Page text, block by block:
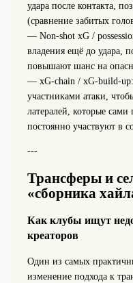
удара после контакта,
(сравнение забитых
— Non‑shot xG /
владения ещё до удара,
повышают шанс на
— xG‑chain /
участниками атаки,
латералей, которые
постоянно участвуют в
---
Трансферы и
«сборника
Как клубы ищут
креаторов
Один из самых
изменение подхода к